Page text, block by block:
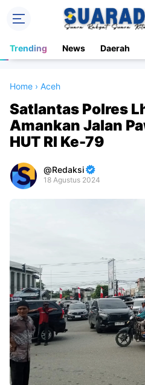
Trending News Daerah
Home › Aceh
Satlantas Polres
Amankan Jalan
HUT RI Ke-79
Redaksi
18 Agustus 2024
Shroff
Templates